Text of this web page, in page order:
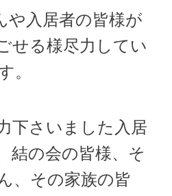
や入居者の皆様が
せる様尽力してい
。
下さいました入居
結の会の皆様、そ
、その家族の皆